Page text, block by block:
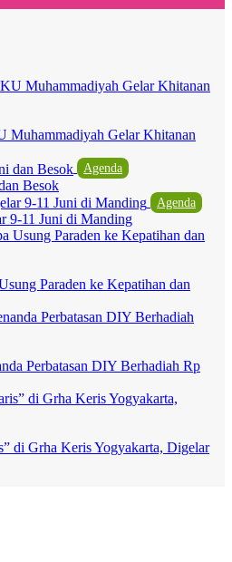
Muhammadiyah Gelar Khitanan
Agenda
Besok
Agenda
9-11 Juni di Manding
Paraden ke Kepatihan dan
Perbatasan DIY Berhadiah Rp
di Grha Keris Yogyakarta, Digelar